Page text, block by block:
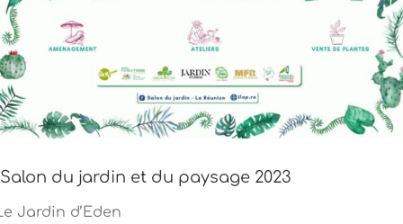
Salon du jardin et du paysage 2023
Jardin d’Eden